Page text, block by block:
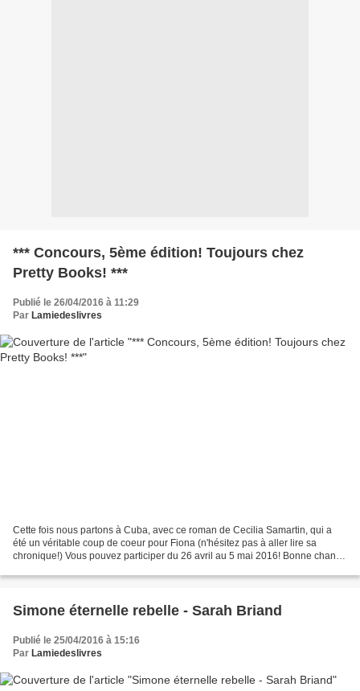
*** Concours, 5ème édition! Toujours chez
Pretty Books! ***
Publié le 26/04/2016 à 11:29
Par Lamiedeslivres
Cette fois nous partons à Cuba, avec ce roman de Cecilia Samartin, qui a
été un véritable coup de coeur pour Fiona (n'hésitez pas à aller lire sa
chronique!) Vous pouvez participer du 26 avril au 5 mai 2016! Bonne chance
Simone éternelle rebelle - Sarah Briand
Publié le 25/04/2016 à 15:16
Par Lamiedeslivres